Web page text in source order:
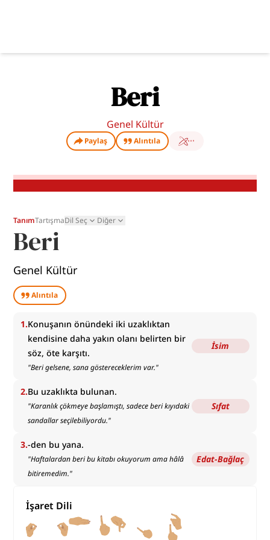
Beri
Genel Kültür
Paylaş Alıntıla
TanımTartışmaDil Seç Diğer
Beri
Genel Kültür
Alıntıla
1.Konuşanın önündeki iki uzaklıktan
kendisine daha yakın olanı belirten bir
söz, öte karşıtı.
"Beri gelsene, sana göstereceklerim var."
İsim
2.Bu uzaklıkta bulunan.
"Karanlık çökmeye başlamıştı, sadece beri kıyıdaki
sandallar seçilebiliyordu."
Sıfat
3.-den bu yana.
"Haftalardan beri bu kitabı okuyorum ama hâlâ
bitiremedim."
Edat-Bağlaç
İşaret Dili